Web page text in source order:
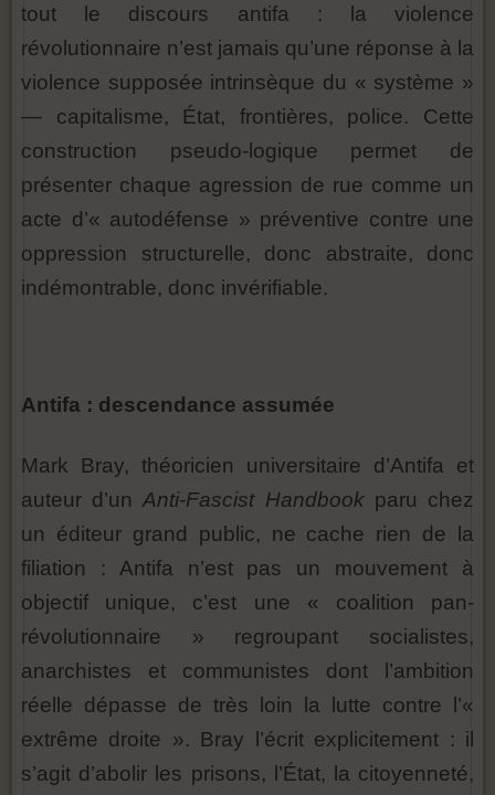
tout le discours antifa : la violence
révolutionnaire n’est jamais qu’une réponse à la
violence supposée intrinsèque du « système »
— capitalisme, État, frontières, police. Cette
construction pseudo-logique permet de
présenter chaque agression de rue comme un
acte d’« autodéfense » préventive contre une
oppression structurelle, donc abstraite, donc
indémontrable, donc invérifiable.
Antifa : descendance assumée
Mark Bray, théoricien universitaire d’Antifa et
auteur d’unAnti-Fascist Handbookparu chez
un éditeur grand public, ne cache rien de la
filiation : Antifa n’est pas un mouvement à
objectif unique, c’est une « coalition pan-
révolutionnaire » regroupant socialistes,
anarchistes et communistes dont l’ambition
réelle dépasse de très loin la lutte contre l’«
extrême droite ». Bray l’écrit explicitement : il
s’agit d’abolir les prisons, l’État, la citoyenneté,